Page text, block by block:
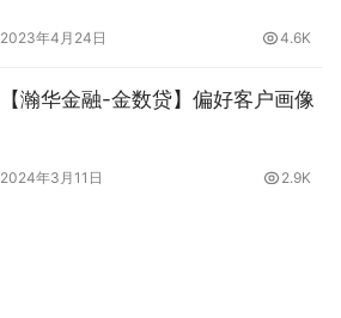
2023年4月24日 4.6K
【瀚华金融-金数贷】偏好客户画像
2024年3月11日 2.9K